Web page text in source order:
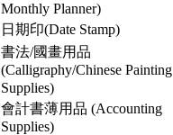
Monthly Planner)
日期印(Date Stamp)
書法/國畫用品
(Calligraphy/Chinese Painting
Supplies)
會計書薄用品 (Accounting
Supplies)